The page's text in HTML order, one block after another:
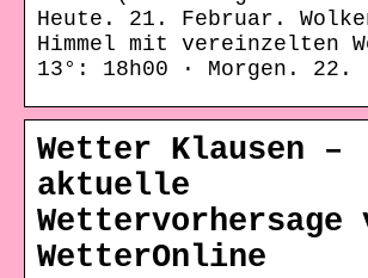
Heute. 21. Februar.
Himmel mit vereinzelten
13°: 18h00 · Morgen. 22.
Wetter Klausen –
aktuelle
Wettervorhersage
WetterOnline